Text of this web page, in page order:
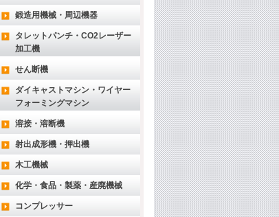
鍛造用機械・周辺機器
タレットパンチ・CO2レーザー
加工機
せん断機
ダイキャストマシン・ワイヤー
フォーミングマシン
溶接・溶断機
射出成形機・押出機
木工機械
化学・食品・製薬・産廃機械
コンプレッサー